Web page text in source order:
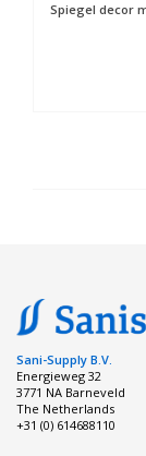
Spiegel decor
Sani-Supply B.V.
Energieweg 32
3771 NA Barneveld
The Netherlands
+31 (0) 614688110